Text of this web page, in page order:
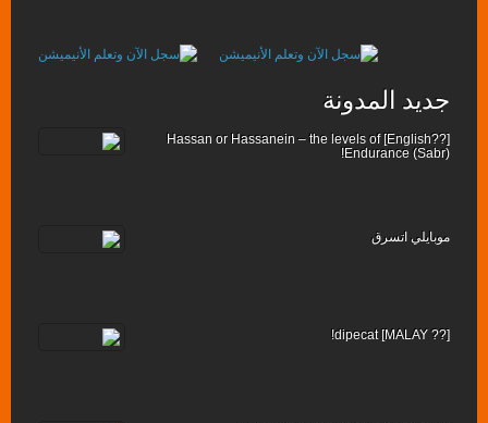
جديد المدونة
[??English] Hassan or Hassanein – the levels of
Endurance (Sabr)!
موبايلي اتسرق
[?? MALAY] dipecat!